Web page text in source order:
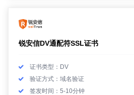
锐安信DV通配符SSL证书
证书类型：DV
验证方式：域名验证
签发时间：5-10分钟